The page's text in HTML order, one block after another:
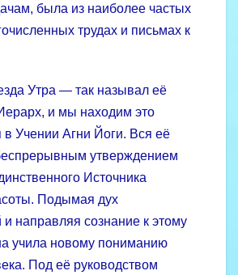
была из наиболее частых
трудах и письмах к
Утра — так называл её
и мы находим это
Учении Агни Йоги. Вся её
утверждением
Источника
Подымая дух
и направляя сознание к этому
учила новому пониманию
Под её руководством